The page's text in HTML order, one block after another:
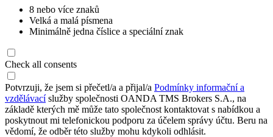
8 nebo více znaků
Velká a malá písmena
Minimálně jedna číslice a speciální znak
Check all consents
Potvrzuji, že jsem si přečetl/a a přijal/a Podmínky informační a
vzdělávacíslužby společnosti OANDA TMS Brokers S.A., na
základě kterých mě může tato společnost kontaktovat s nabídkou a
poskytnout mi telefonickou podporu za účelem správy účtu. Beru na
vědomí, že odběr této služby mohu kdykoli odhlásit.